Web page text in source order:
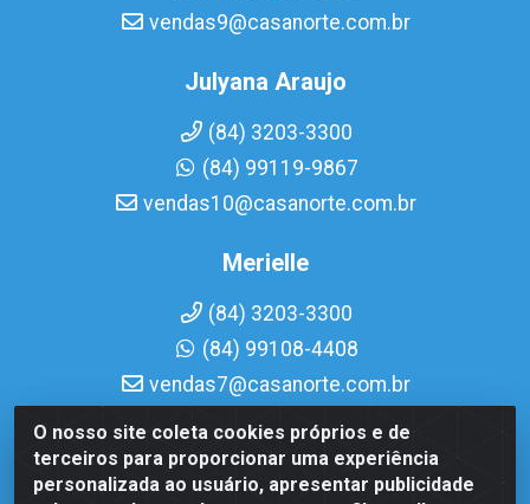
O nosso site coleta cookies próprios e de
terceiros para proporcionar uma experiência
personalizada ao usuário, apresentar publicidade
vendas9@casanorte.com.br
Julyana Araujo
(84) 3203-3300
(84) 99119-9867
vendas10@casanorte.com.br
Merielle
(84) 3203-3300
(84) 99108-4408
vendas7@casanorte.com.br
Casa Norte LTDA - Av. Interventor Mário Câmara, 1815 -
Dix-Sept Rosado, Natal/RN - CEP 59054-600 - CNPJ
08.713.513/0001-51